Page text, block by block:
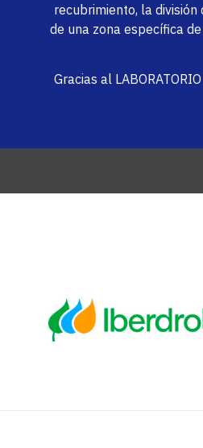
recubrimiento, la
de una zona específica
Gracias al